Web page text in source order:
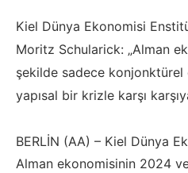
Kiel Dünya Ekonomisi
Moritz Schularick: „Alman
şekilde sadece konjonktürel
yapısal bir krizle karşı
BERLİN (AA) – Kiel Dünya
Alman ekonomisinin 2024